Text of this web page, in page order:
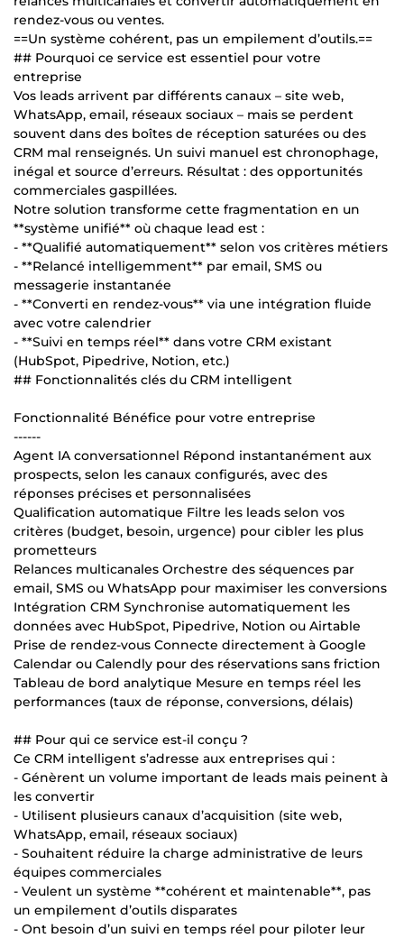
rendez-vous ou ventes.
==Un système cohérent, pas un empilement d’outils.==
## Pourquoi ce service est essentiel pour votre
entreprise
Vos leads arrivent par différents canaux – site web,
WhatsApp, email, réseaux sociaux – mais se perdent
souvent dans des boîtes de réception saturées ou des
CRM mal renseignés. Un suivi manuel est chronophage,
inégal et source d’erreurs. Résultat : des opportunités
commerciales gaspillées.
Notre solution transforme cette fragmentation en un
**système unifié** où chaque lead est :
- **Qualifié automatiquement** selon vos critères métiers
- **Relancé intelligemment** par email, SMS ou
messagerie instantanée
- **Converti en rendez-vous** via une intégration fluide
avec votre calendrier
- **Suivi en temps réel** dans votre CRM existant
(HubSpot, Pipedrive, Notion, etc.)
## Fonctionnalités clés du CRM intelligent
Fonctionnalité Bénéfice pour votre entreprise
------
Agent IA conversationnel Répond instantanément aux
prospects, selon les canaux configurés, avec des
réponses précises et personnalisées
Qualification automatique Filtre les leads selon vos
critères (budget, besoin, urgence) pour cibler les plus
prometteurs
Relances multicanales Orchestre des séquences par
email, SMS ou WhatsApp pour maximiser les conversions
Intégration CRM Synchronise automatiquement les
données avec HubSpot, Pipedrive, Notion ou Airtable
Prise de rendez-vous Connecte directement à Google
Calendar ou Calendly pour des réservations sans friction
Tableau de bord analytique Mesure en temps réel les
performances (taux de réponse, conversions, délais)
## Pour qui ce service est-il conçu ?
Ce CRM intelligent s’adresse aux entreprises qui :
- Génèrent un volume important de leads mais peinent à
les convertir
- Utilisent plusieurs canaux d’acquisition (site web,
WhatsApp, email, réseaux sociaux)
- Souhaitent réduire la charge administrative de leurs
équipes commerciales
- Veulent un système **cohérent et maintenable**, pas
un empilement d’outils disparates
- Ont besoin d’un suivi en temps réel pour piloter leur